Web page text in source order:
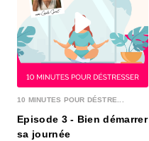
10 MINUTES POUR DÉSTRE...
Episode 3 - Bien démarrer
sa journée